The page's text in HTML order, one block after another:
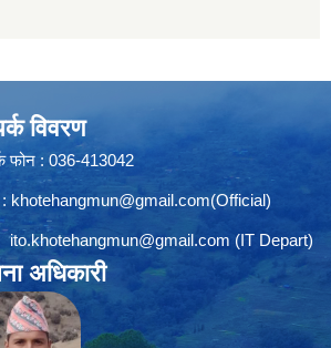
विवरण
फोन : 036-413042
khotehangmun@gmail.com(Official)
ito.khotehangmun@gmail.com (IT Depart)
अधिकारी